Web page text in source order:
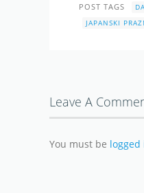
POST TAGS
JAPANSKI
Leave A
You must be logged